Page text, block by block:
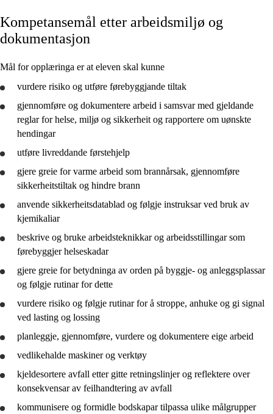
Kjerneelement
Tverrfaglege tema
Grunnleggjande ferdigheiter
Arbeidsmiljø og dokumentasjon
Kompetansemål etter arbeidsmiljø og
dokumentasjon
Mål for opplæringa er at eleven skal kunne
vurdere risiko og utføre førebyggjande tiltak
gjennomføre og dokumentere arbeid i samsvar med gjeldande
reglar for helse, miljø og sikkerheit og rapportere om uønskte
hendingar
utføre livreddande førstehjelp
gjere greie forvarme arbeid som brannårsak, gjennomføre
sikkerheitstiltak og hindre brann
anvende sikkerheitsdatablad og følgje instruksar ved bruk av
kjemikaliar
beskrive og bruke arbeidsteknikkar og arbeidsstillingar som
førebyggjer helseskadar
gjere greie forbetydninga av orden på byggje- og anleggsplassar
og følgje rutinar for dette
vurdere risiko og følgje rutinar for å stroppe, anhuke og gi signal
ved lasting og lossing
planleggje, gjennomføre, vurdere og dokumentere eige arbeid
vedlikehalde maskiner og verktøy
kjeldesortere avfall etter gitte retningslinjer og reflektere over
konsekvensar av feilhandtering av avfall
kommunisere og formidle bodskapar tilpassa ulike målgrupper